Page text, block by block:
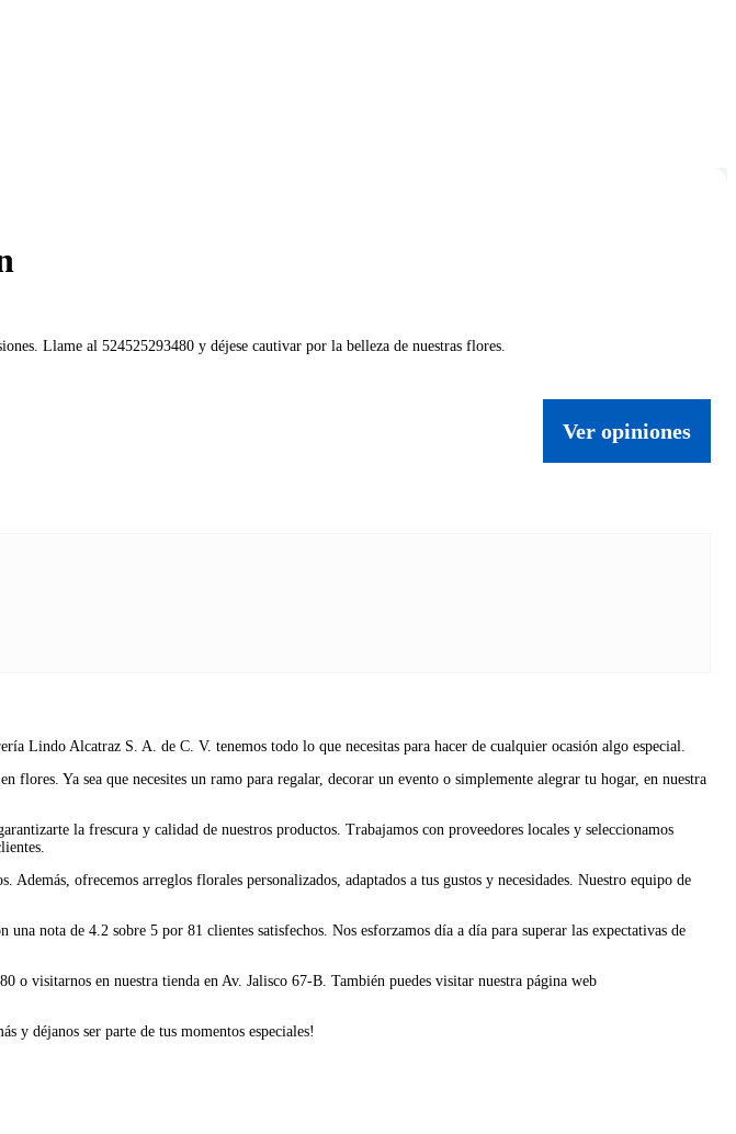
Llame al 524525293480 y déjese cautivar por la belleza de nuestras flores.
Ver opiniones
Lindo Alcatraz S. A. de C. V. tenemos todo lo que necesitas para hacer de cualquier ocasión algo especial.
Ya sea que necesites un ramo para regalar, decorar un evento o simplemente alegrar tu hogar, en nuestra
la frescura y calidad de nuestros productos. Trabajamos con proveedores locales y seleccionamos
ofrecemos arreglos florales personalizados, adaptados a tus gustos y necesidades. Nuestro equipo de
nota de 4.2 sobre 5 por 81 clientes satisfechos. Nos esforzamos día a día para superar las expectativas de
o visitarnos en nuestra tienda en Av. Jalisco 67-B. También puedes visitar nuestra página web
y déjanos ser parte de tus momentos especiales!